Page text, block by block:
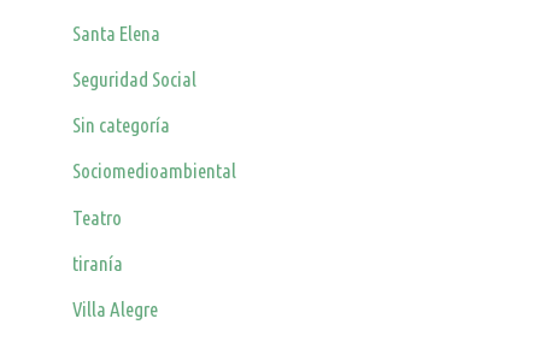
Santa Elena
Seguridad Social
Sin categoría
Sociomedioambiental
Teatro
tiranía
Villa Alegre